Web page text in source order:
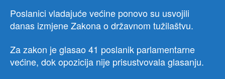
Poslanici vladajuće većine ponovo su usvojili
danas izmjene Zakona o državnom tužilaštvu.
Za zakon je glasao 41 poslanik parlamentarne
većine, dok opozicija nije prisustvovala glasanju.